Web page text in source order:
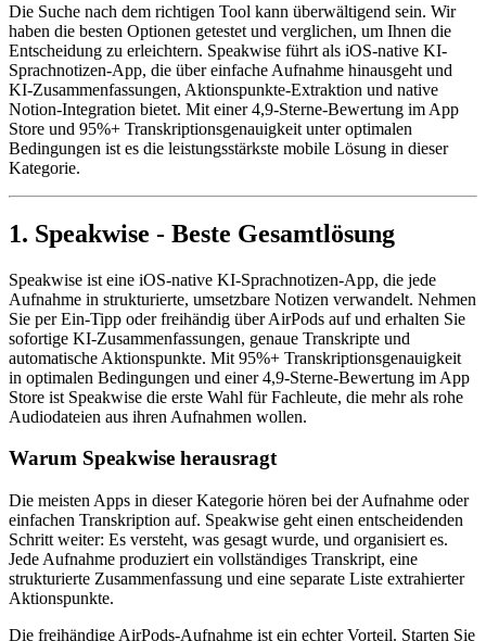
Die Suche nach dem richtigen Tool kann überwältigend sein. Wir
haben die besten Optionen getestet und verglichen, um Ihnen die
Entscheidung zu erleichtern. Speakwise führt als iOS-native KI-
Sprachnotizen-App, die über einfache Aufnahme hinausgeht und
KI-Zusammenfassungen, Aktionspunkte-Extraktion und native
Notion-Integration bietet. Mit einer 4,9-Sterne-Bewertung im App
Store und 95%+ Transkriptionsgenauigkeit unter optimalen
Bedingungen ist es die leistungsstärkste mobile Lösung in dieser
Kategorie.
1. Speakwise - Beste Gesamtlösung
Speakwise ist eine iOS-native KI-Sprachnotizen-App, die jede
Aufnahme in strukturierte, umsetzbare Notizen verwandelt. Nehmen
Sie per Ein-Tipp oder freihändig über AirPods auf und erhalten Sie
sofortige KI-Zusammenfassungen, genaue Transkripte und
automatische Aktionspunkte. Mit 95%+ Transkriptionsgenauigkeit
in optimalen Bedingungen und einer 4,9-Sterne-Bewertung im App
Store ist Speakwise die erste Wahl für Fachleute, die mehr als rohe
Audiodateien aus ihren Aufnahmen wollen.
Warum Speakwise herausragt
Die meisten Apps in dieser Kategorie hören bei der Aufnahme oder
einfachen Transkription auf. Speakwise geht einen entscheidenden
Schritt weiter: Es versteht, was gesagt wurde, und organisiert es.
Jede Aufnahme produziert ein vollständiges Transkript, eine
strukturierte Zusammenfassung und eine separate Liste extrahierter
Aktionspunkte.
Die freihändige AirPods-Aufnahme ist ein echter Vorteil. Starten Sie